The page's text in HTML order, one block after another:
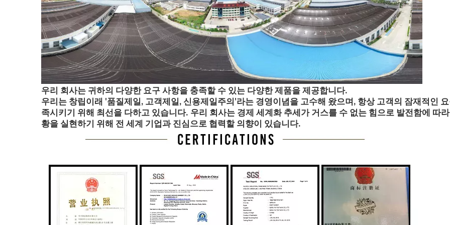
우리 회사는 귀하의 다양한 요구 사항을 충족할 수 있는 다양한 제품을 제공합니다.
우리는 창립이래 '품질제일, 고객제일, 신용제일주의'라는 경영이념을 고수해 왔으며, 항상 고객의 잠재적인
족시키기 위해 최선을 다하고 있습니다. 우리 회사는 경제 세계화 추세가 거스를 수 없는 힘으로 발전함에 따
황을 실현하기 위해 전 세계 기업과 진심으로 협력할 의향이 있습니다.